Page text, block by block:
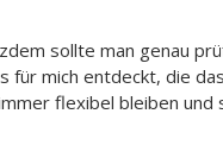
sollte man genau
für mich entdeckt, die
flexibel bleiben und